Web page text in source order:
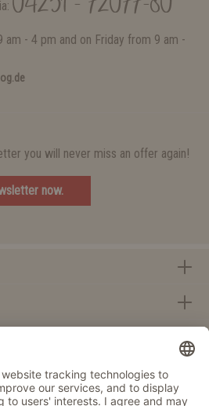
am - 4 pm and on Friday from 9 am -
you will never miss an offer again!
now.